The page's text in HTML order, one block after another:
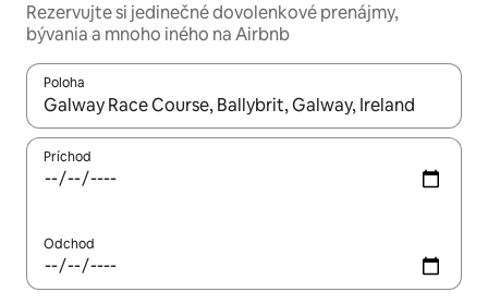
Rezervujte si jedinečné dovolenkové prenájmy,
bývania a mnoho iného na Airbnb
Poloha
Keď budú výsledky k dispozícii, môžete si ich prechádzať
Príchod
Odchod